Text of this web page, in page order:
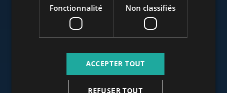
www.budapestluxuryapartments.hu
www.budapestoffices.net
Fonctionnalité Non classifiés
ACCEPTER TOUT
REFUSER TOUT